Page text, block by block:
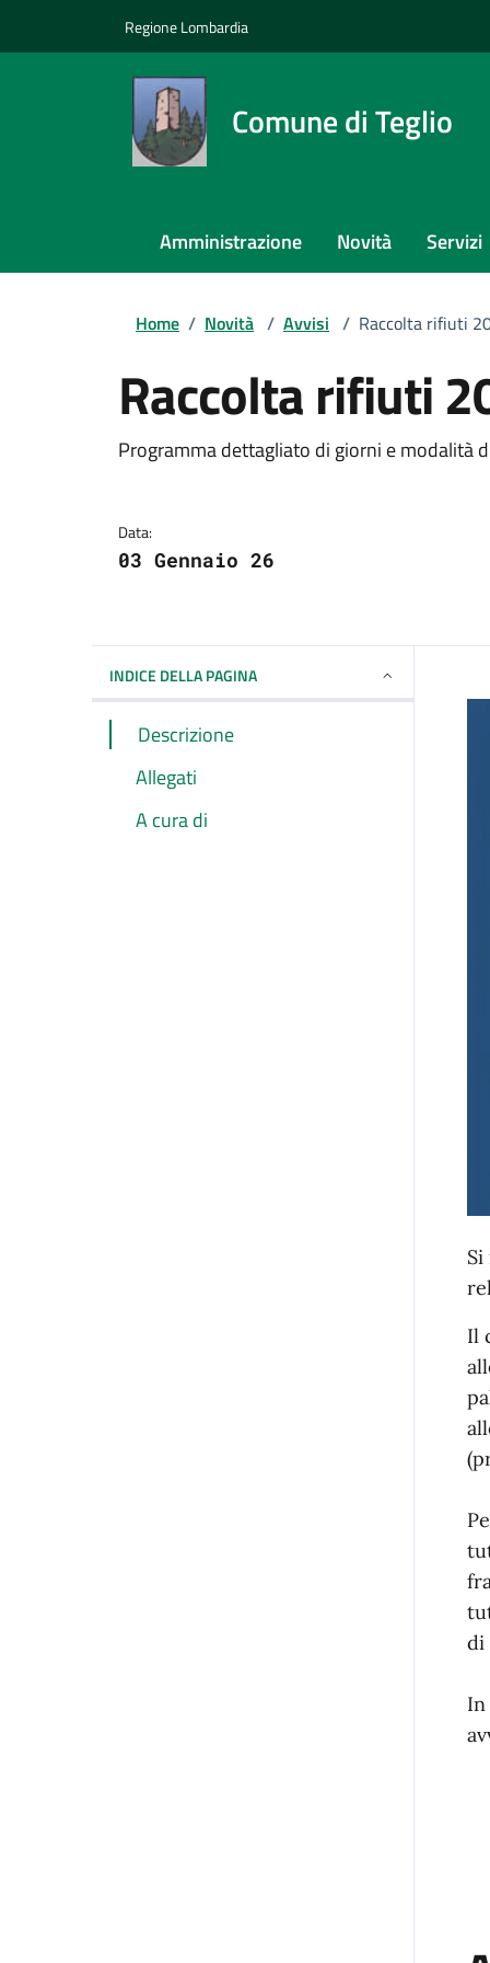
Regione Lombardia
Comune di Teglio
Amministrazione Novità Servizi
Home / Novità / Avvisi / Raccolta rifiuti
Raccolta rifiuti
Dettagli della
Programma dettagliato di giorni e modalità
Data:
03 Gennaio 26
INDICE DELLA PAGINA
Descrizione
Allegati
A cura di
Il
di
In